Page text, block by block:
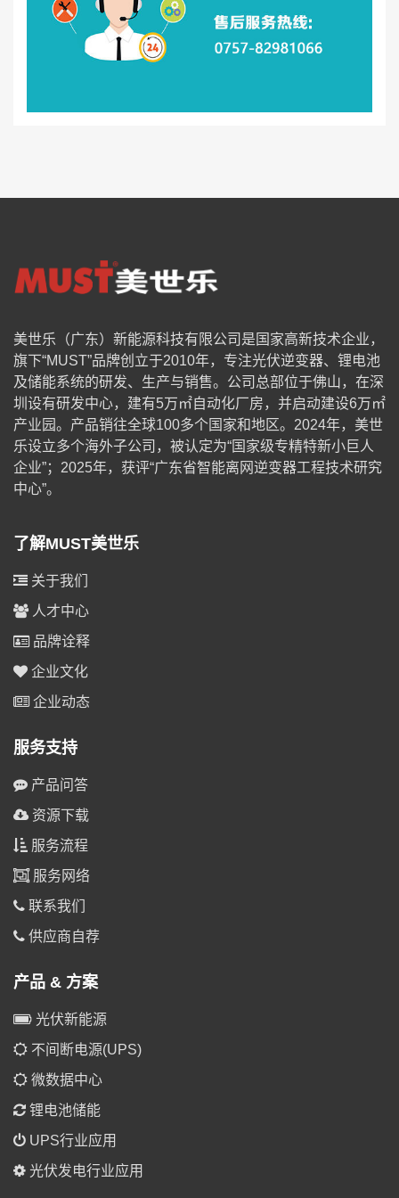
美世乐（广东）新能源科技有限公司是国家高新技术企业，
旗下“MUST”品牌创立于2010年，专注光伏逆变器、锂电池
及储能系统的研发、生产与销售。公司总部位于佛山，在深
圳设有研发中心，建有5万㎡自动化厂房，并启动建设6万㎡
产业园。产品销往全球100多个国家和地区。2024年，美世
乐设立多个海外子公司，被认定为“国家级专精特新小巨人
企业”；2025年，获评“广东省智能离网逆变器工程技术研究
中心”。
了解MUST美世乐
关于我们
人才中心
品牌诠释
企业文化
企业动态
服务支持
产品问答
资源下载
服务流程
服务网络
联系我们
供应商自荐
产品 & 方案
光伏新能源
不间断电源(UPS)
微数据中心
锂电池储能
UPS行业应用
光伏发电行业应用